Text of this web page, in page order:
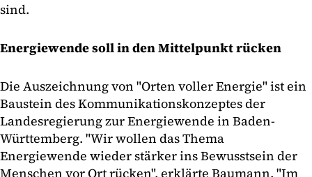
sind.
Energiewende soll in den Mittelpunkt rücken
Die Auszeichnung von "Orten voller Energie" ist ein
Baustein des Kommunikationskonzeptes der
Landesregierung zur Energiewende in Baden-
Württemberg. "Wir wollen das Thema
Energiewende wieder stärker ins Bewusstsein der
Menschen vor Ort rücken", erklärte Baumann. "Im